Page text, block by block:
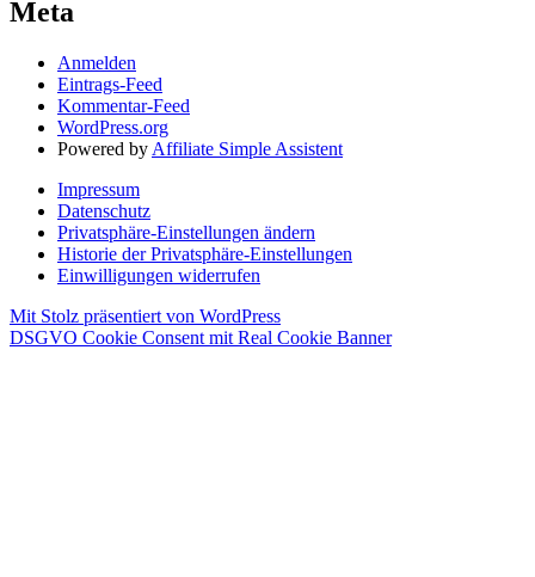
Meta
Anmelden
Eintrags-Feed
Kommentar-Feed
WordPress.org
Powered by Affiliate Simple Assistent
Impressum
Datenschutz
Privatsphäre-Einstellungen ändern
Historie der Privatsphäre-Einstellungen
Einwilligungen widerrufen
Mit Stolz präsentiert von WordPress
DSGVO Cookie Consent mit Real Cookie Banner